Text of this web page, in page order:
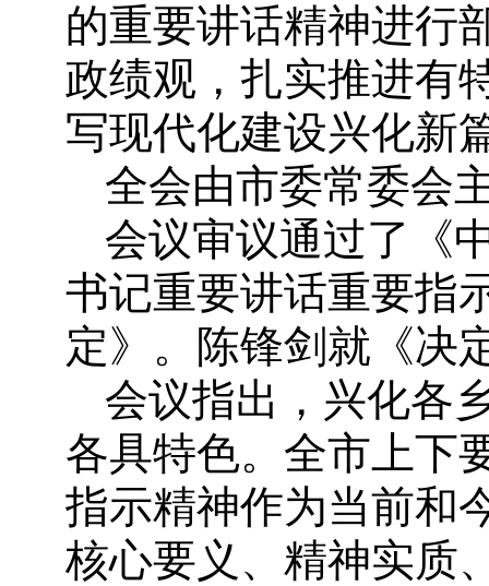
的重要讲话精神进行
政绩观，扎实推进有
写现代化建设兴化新
全会由市委常委会
会议审议通过了《
书记重要讲话重要指
定》。陈锋剑就《决
会议指出，兴化各
各具特色。全市上下
指示精神作为当前和
核心要义、精神实质